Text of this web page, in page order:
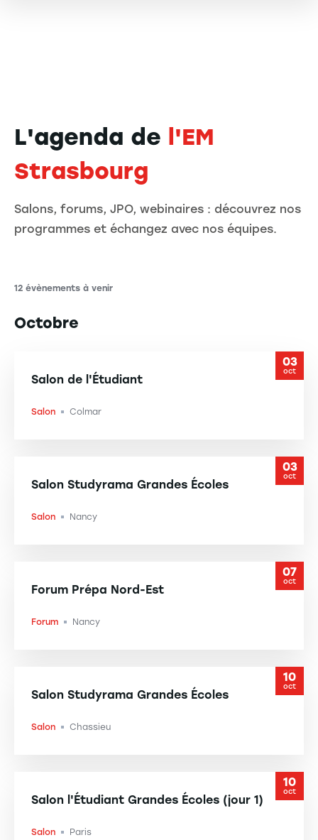
L'agenda de l'EM
Strasbourg
Salons, forums, JPO, webinaires : découvrez nos
programmes et échangez avec nos équipes.
12 évènements à venir
Octobre
Salon de l'Étudiant
Salon -Colmar
03
oct
Salon Studyrama Grandes Écoles
Salon -Nancy
03
oct
Forum Prépa Nord-Est
Forum -Nancy
07
oct
Salon Studyrama Grandes Écoles
Salon -Chassieu
10
oct
Salon l'Étudiant Grandes Écoles (jour 1)
Salon Paris
10
oct